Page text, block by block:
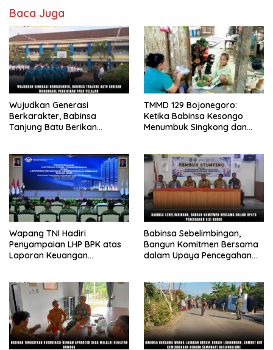
Baca Juga
Wujudkan Generasi
Berkarakter, Babinsa
Tanjung Batu Berikan
TMMD 129 Bojonegoro:
Ketika Babinsa Kesongo
Menumbuk Singkong dan
Wapang TNI Hadiri
Penyampaian LHP BPK atas
Laporan Keuangan
Babinsa Sebelimbingan,
Bangun Komitmen Bersama
dalam Upaya Pencegahan